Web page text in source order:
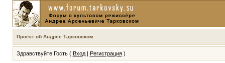
Проект об Андрее Тарковском
Здравствуйте Гость ( Вход| Регистрация)